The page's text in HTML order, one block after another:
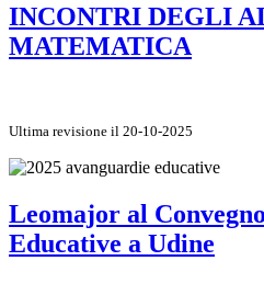
INCONTRI DEGLI
MATEMATICA
Ultima revisione il 20-10-2025
Leomajor al
Educative a Udine